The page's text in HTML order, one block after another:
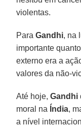
violentas.
ParaGandhi, na
importante
externo era a
valores da não-
Até hoje,Gandhi
moral na Índia,
a nível